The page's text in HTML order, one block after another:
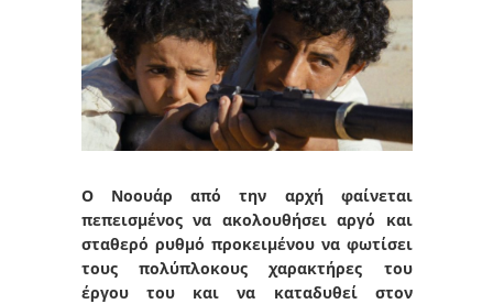
Ο Νοουάρ από την αρχή φαίνεται
πεπεισμένος να ακολουθήσει αργό και
σταθερό ρυθμό προκειμένου να φωτίσει
τους πολύπλοκους χαρακτήρες του
έργου του και να καταδυθεί στον